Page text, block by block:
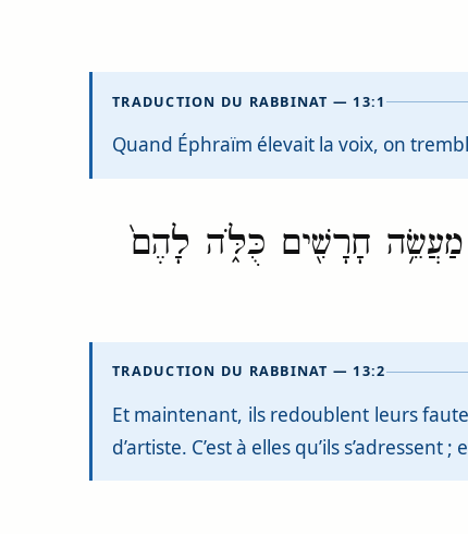
TRADUCTION DU RABBINAT — 13:1
Quand Éphraïm élevait la voix, on
מַעֲשֵׂ֥ה חָרָשִׁ֖ים כֻּלֹּ֑ה לָהֶם֙
TRADUCTION DU RABBINAT — 13:2
Et maintenant, ils redoublent leurs
d’artiste. C’est à elles qu’ils